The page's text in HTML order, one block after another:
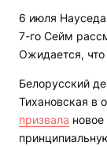
6 июля Науседа
7-го Сейм
Ожидается,
Белорусский
Тихановская в
призвала